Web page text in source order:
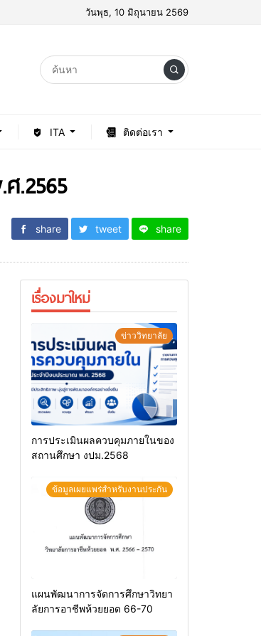
วันพุธ, 10 มิถุนายน 2569
ITA ติดต่อเรา
.2565
share tweet share
เรื่องมาใหม่
ข่าววิทยาลัย
การประเมินผลควบคุมภายในของ
สถานศึกษา งปม.2568
ข้อมูลเผยแพร่สำหรับงานประกัน
แผนพัฒนาการจัดการศึกษาวิทยา
ลัยการอาชีพห้วยยอด 66-70